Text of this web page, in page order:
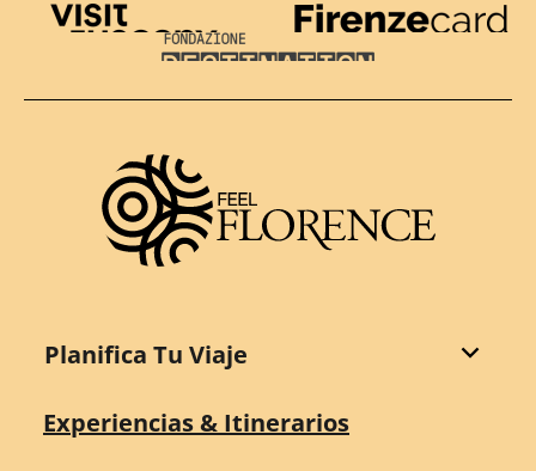
Visit Tuscany
Firenze Card
Destination Florence
Planifica Tu Viaje
Experiencias & Itinerarios